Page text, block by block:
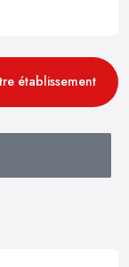
établissement